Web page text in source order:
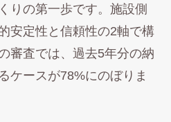
りの第一歩です。施設側
安定性と信頼性の2軸で構
審査では、過去5年分の納
ケースが78%にのぼりま